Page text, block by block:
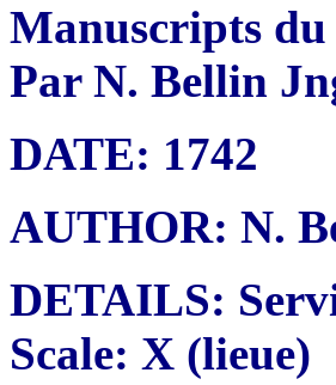
Manuscripts du
Par N. Bellin
DATE: 1742
AUTHOR: N.
DETAILS:
Scale: X (lieue)